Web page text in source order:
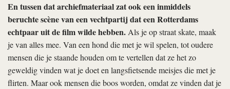
En tussen dat archiefmateriaal zat ook een inmiddels
beruchte scène van een vechtpartij dat een Rotterdams
echtpaar uit de film wilde hebben.Als je op straat skate, maak
je van alles mee. Van een hond die met je wil spelen, tot oudere
mensen die je staande houden om te vertellen dat ze het zo
geweldig vinden wat je doet en langsfietsende meisjes die met je
flirten. Maar ook mensen die boos worden, omdat ze vinden dat je